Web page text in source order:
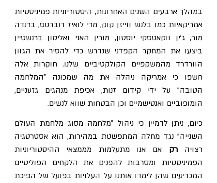
במהלך ארבעים השנים האחרונות, היסטוריוניות פמיניסטיות
אמריקאיות כמו בלנש ווייזן קוק, מרי לואיז רוברטס, ברנדה
מור, ג׳ין ווקאטסקי יוסטון, מורין האני ואליסון ברנשטיין
ביצעו את המחקר הקפדני שנדרש כדי להסיר את הגוון
הוורדרד מהמשקפיים הקולקטיביים שלנו. חוקרות אלה
חשפו כי אמריקה ניהלה את מה שמכונה "המלחמה
הטובה" על ידי קידום זנות, אכיפת מנהגים גזעניים,
הומופוביים ואנטישמיים וכן הבטחות שווא לנשים.
כיום, ניתן לדמיין כי ניהול "מלחמה מסוג מלחמת העולם
השנייה" נגד מחלה המתפשטת במהירות, הוא אסטרטגיה
רצויה
רק
​​אם אנו מתעלמות מממצאי ההיסטוריוניות
הפמיניסטיות ומסרבות להפנים את הלקחים הפוליטיים
המכריעים שהן לימדו אותנו על העלויות בפועל של הפיכת